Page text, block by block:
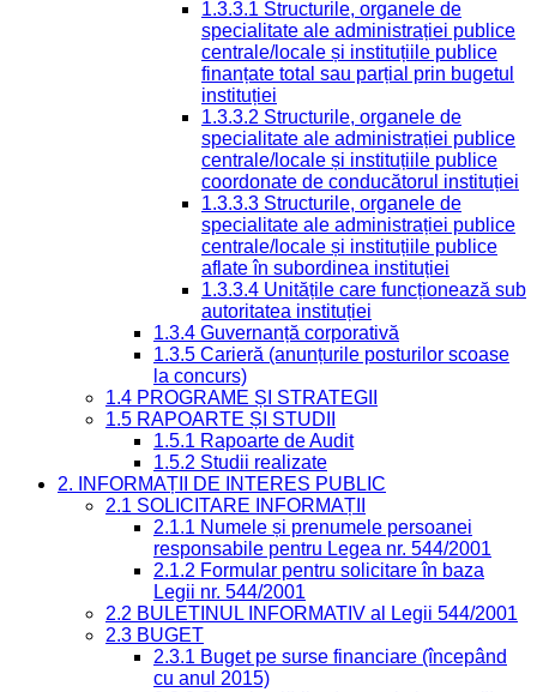
1.3.3.1 Structurile, organele de
specialitate ale administrației publice
centrale/locale și instituțiile publice
finanțate total sau parțial prin bugetul
instituției
1.3.3.2 Structurile, organele de
specialitate ale administrației publice
centrale/locale și instituțiile publice
coordonate de conducătorul instituției
1.3.3.3 Structurile, organele de
specialitate ale administrației publice
centrale/locale și instituțiile publice
aflate în subordinea instituției
1.3.3.4 Unitățile care funcționează sub
autoritatea instituției
1.3.4 Guvernanță corporativă
1.3.5 Carieră (anunțurile posturilor scoase
la concurs)
1.4 PROGRAME ȘI STRATEGII
1.5 RAPOARTE ȘI STUDII
1.5.1 Rapoarte de Audit
1.5.2 Studii realizate
2. INFORMAȚII DE INTERES PUBLIC
2.1 SOLICITARE INFORMAȚII
2.1.1 Numele și prenumele persoanei
responsabile pentru Legea nr. 544/2001
2.1.2 Formular pentru solicitare în baza
Legii nr. 544/2001
2.2 BULETINUL INFORMATIV al Legii 544/2001
2.3 BUGET
2.3.1 Buget pe surse financiare (începând
cu anul 2015)